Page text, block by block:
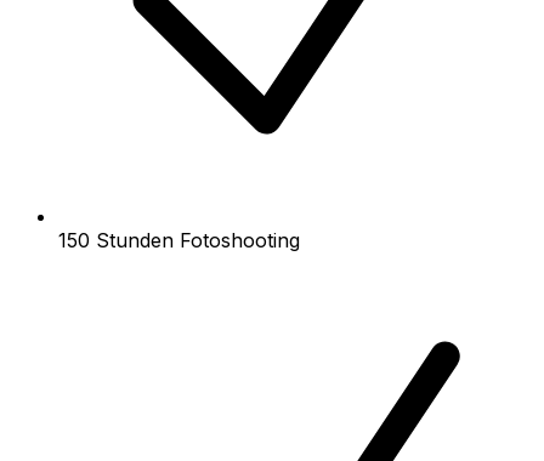
150 Stunden Fotoshooting